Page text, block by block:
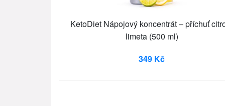
KetoDiet Nápojový koncentrát – příchuť
limeta (500 ml)
349 Kč